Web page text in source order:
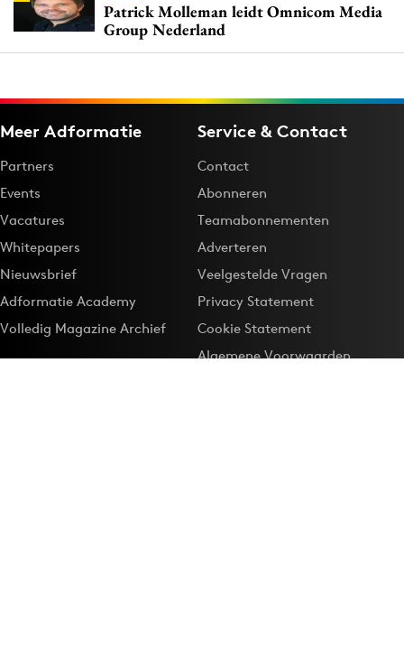
Patrick Molleman leidt Omnicom Media
Group Nederland
Meer Adformatie
Partners
Events
Vacatures
Whitepapers
Nieuwsbrief
Adformatie Academy
Volledig Magazine Archief
Service & Contact
Contact
Abonneren
Teamabonnementen
Adverteren
Veelgestelde Vragen
Privacy Statement
Cookie Statement
Algemene Voorwaarden